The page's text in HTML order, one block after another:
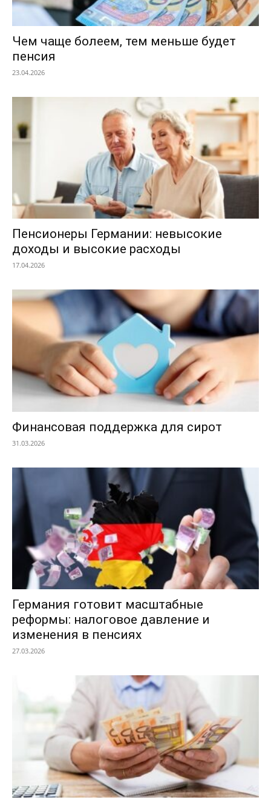
Чем чаще болеем, тем меньше будет
пенсия
23.04.2026
Пенсионеры Германии: невысокие
доходы и высокие расходы
17.04.2026
Финансовая поддержка для сирот
31.03.2026
Германия готовит масштабные
реформы: налоговое давление и
изменения в пенсиях
27.03.2026